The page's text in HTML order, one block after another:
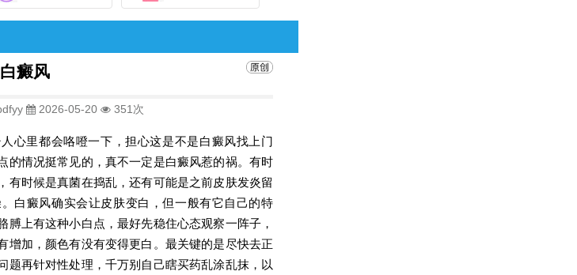
癜风
2026-05-20 351次
心里都会咯噔一下，担心这是不是白癜风找上门
的情况挺常见的，真不一定是白癜风惹的祸。有时
有时候是真菌在捣乱，还有可能是之前皮肤发炎留
白癜风确实会让皮肤变白，但一般有它自己的特
膊上有这种小白点，最好先稳住心态观察一阵子，
增加，颜色有没有变得更白。最关键的是尽快去正
题再针对性处理，千万别自己瞎买药乱涂乱抹，以